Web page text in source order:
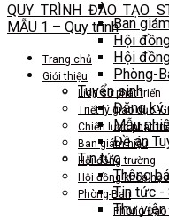
Ban
Hội
Hội
Phòng-
Tuyển sinh
Đăng ký
Mẫu
Đề án
Tin tức
Thông
Tin tức -
Thư
QUY TRÌNH ĐÀO TẠO
MẪU 1 – Quy trình
Trang chủ
Giới thiệu
Lịch sử phát triển
Triết lý giáo dục -
Chiến lược phát
Ban giám hiệu
Hội đồng trường
Hội đồng khoa học
Phòng-Ban
Phòng